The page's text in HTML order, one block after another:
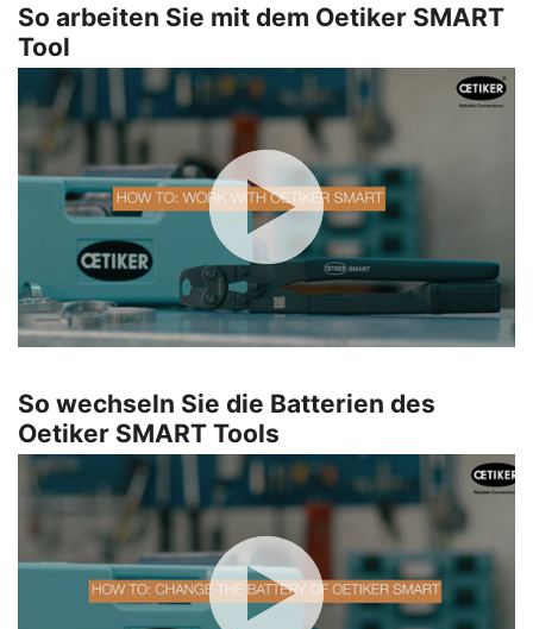
So arbeiten Sie mit dem Oetiker SMART
Tool
So wechseln Sie die Batterien des
Oetiker SMART Tools